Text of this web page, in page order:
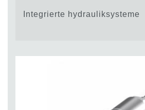
Integrierte hydrauliksysteme